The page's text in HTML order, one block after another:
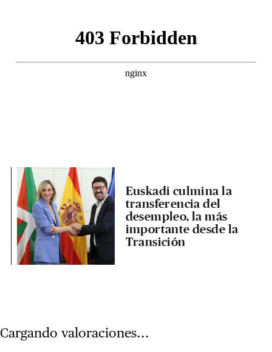
Euskadi culmina la
transferencia del
desempleo, la más
importante desde la
Transición
Cargando valoraciones...